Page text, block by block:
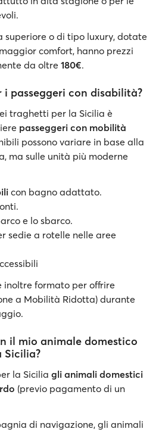
superiore o di tipo luxury, dotate
comfort, hanno prezzi
da oltre 180€.
i passeggeri con disabilità?
traghetti per la Sicilia è
passeggeri con mobilità
possono variare in base alla
ma sulle unità più moderne
con bagno adattato.
e lo sbarco.
sedie a rotelle nelle aree
inoltre formato per offrire
a Mobilità Ridotta) durante
il mio animale domestico
Sicilia?
la Sicilia gli animali domestici
(previo pagamento di un
di navigazione, gli animali